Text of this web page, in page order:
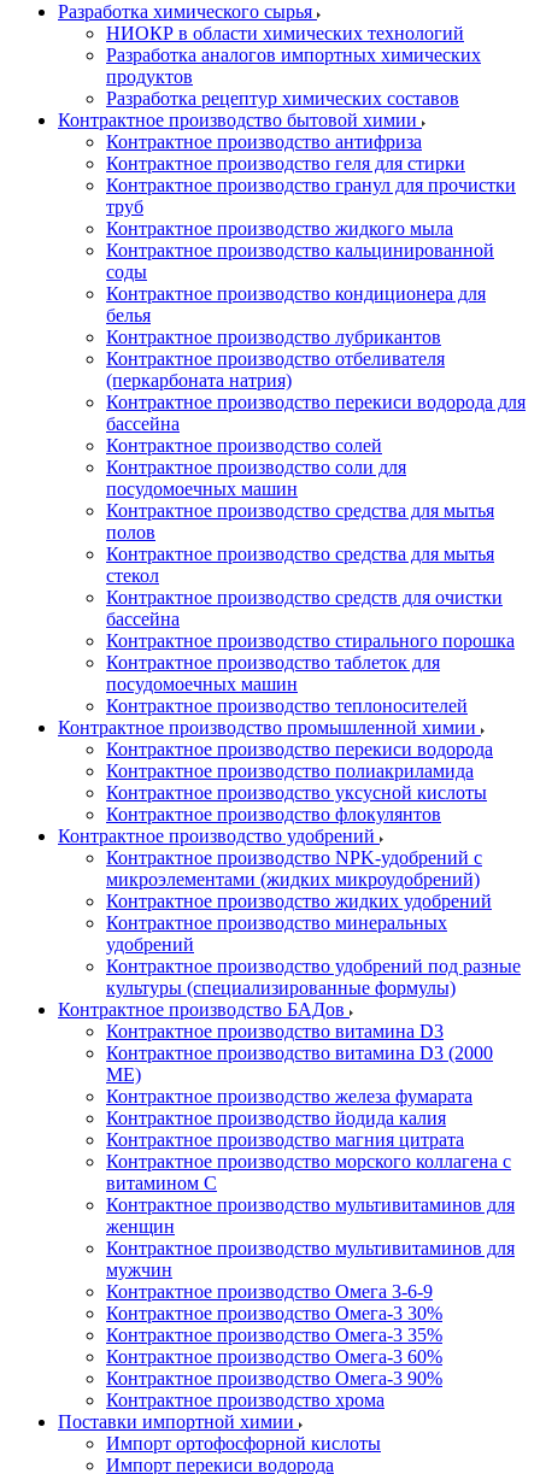
Разработка химического сырья
НИОКР в области химических технологий
Разработка аналогов импортных химических
продуктов
Разработка рецептур химических составов
Контрактное производство бытовой химии
Контрактное производство антифриза
Контрактное производство геля для стирки
Контрактное производство гранул для прочистки
труб
Контрактное производство жидкого мыла
Контрактное производство кальцинированной
соды
Контрактное производство кондиционера для
белья
Контрактное производство лубрикантов
Контрактное производство отбеливателя
(перкарбоната натрия)
Контрактное производство перекиси водорода для
бассейна
Контрактное производство солей
Контрактное производство соли для
посудомоечных машин
Контрактное производство средства для мытья
полов
Контрактное производство средства для мытья
стекол
Контрактное производство средств для очистки
бассейна
Контрактное производство стирального порошка
Контрактное производство таблеток для
посудомоечных машин
Контрактное производство теплоносителей
Контрактное производство промышленной химии
Контрактное производство перекиси водорода
Контрактное производство полиакриламида
Контрактное производство уксусной кислоты
Контрактное производство флокулянтов
Контрактное производство удобрений
Контрактное производство NPK-удобрений с
микроэлементами (жидких микроудобрений)
Контрактное производство жидких удобрений
Контрактное производство минеральных
удобрений
Контрактное производство удобрений под разные
культуры (специализированные формулы)
Контрактное производство БАДов
Контрактное производство витамина D3
Контрактное производство витамина D3 (2000
МЕ)
Контрактное производство железа фумарата
Контрактное производство йодида калия
Контрактное производство магния цитрата
Контрактное производство морского коллагена с
витамином С
Контрактное производство мультивитаминов для
женщин
Контрактное производство мультивитаминов для
мужчин
Контрактное производство Омега 3-6-9
Контрактное производство Омега-3 30%
Контрактное производство Омега-3 35%
Контрактное производство Омега-3 60%
Контрактное производство Омега-3 90%
Контрактное производство хрома
Поставки импортной химии
Импорт ортофосфорной кислоты
Импорт перекиси водорода